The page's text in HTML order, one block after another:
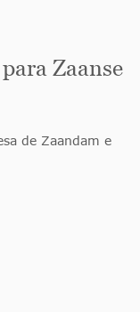
Zaanse
de Zaandam e